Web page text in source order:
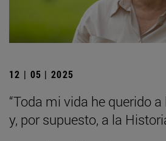
12 | 05 | 2025
“Toda mi vida he querido
y, por supuesto, a la